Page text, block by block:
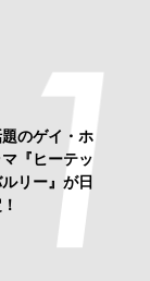
のゲイ・ホ
『ヒーテッ
リー』が日